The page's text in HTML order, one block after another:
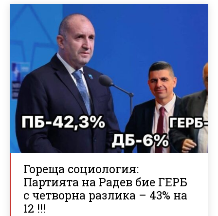
Гореща социология:
Партията на Радев бие ГЕРБ
с четворна разлика – 43% на
12 !!!